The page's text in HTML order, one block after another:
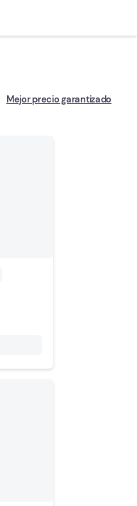
Mejor precio garantizado